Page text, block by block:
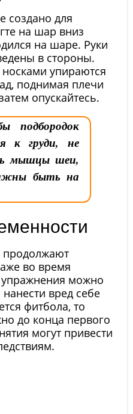
создано для
на шар вниз
на шаре. Руки
в стороны.
упираются
поднимая плечи
опускайтесь.
подбородок
к груди, не
мышцы шеи,
быть на
во время
можно
вред себе
фитбола, то
до конца первого
могут привести